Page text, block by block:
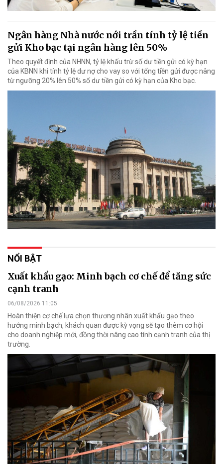
Ngân hàng Nhà nước nới trần tính tỷ lệ tiền
gửi Kho bạc tại ngân hàng lên 50%
Theo quyết định của NHNN, tỷ lệ khấu trừ số dư tiền gửi có kỳ hạn
của KBNN khi tính tỷ lệ dư nợ cho vay so với tổng tiền gửi được nâng
từ ngưỡng 20% lên 50% số dư tiền gửi có kỳ hạn của Kho bạc.
NỔI BẬT
Xuất khẩu gạo: Minh bạch cơ chế để tăng sức
cạnh tranh
06/08/2026 11:05
Hoàn thiện cơ chế lựa chọn thương nhân xuất khẩu gạo theo
hướng minh bạch, khách quan được kỳ vọng sẽ tạo thêm cơ hội
cho doanh nghiệp mới, đồng thời nâng cao tính cạnh tranh của thị
trường.